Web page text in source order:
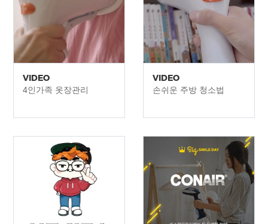
VIDEO
4인가족 옷장관리
VIDEO
손쉬운 주방 청소법